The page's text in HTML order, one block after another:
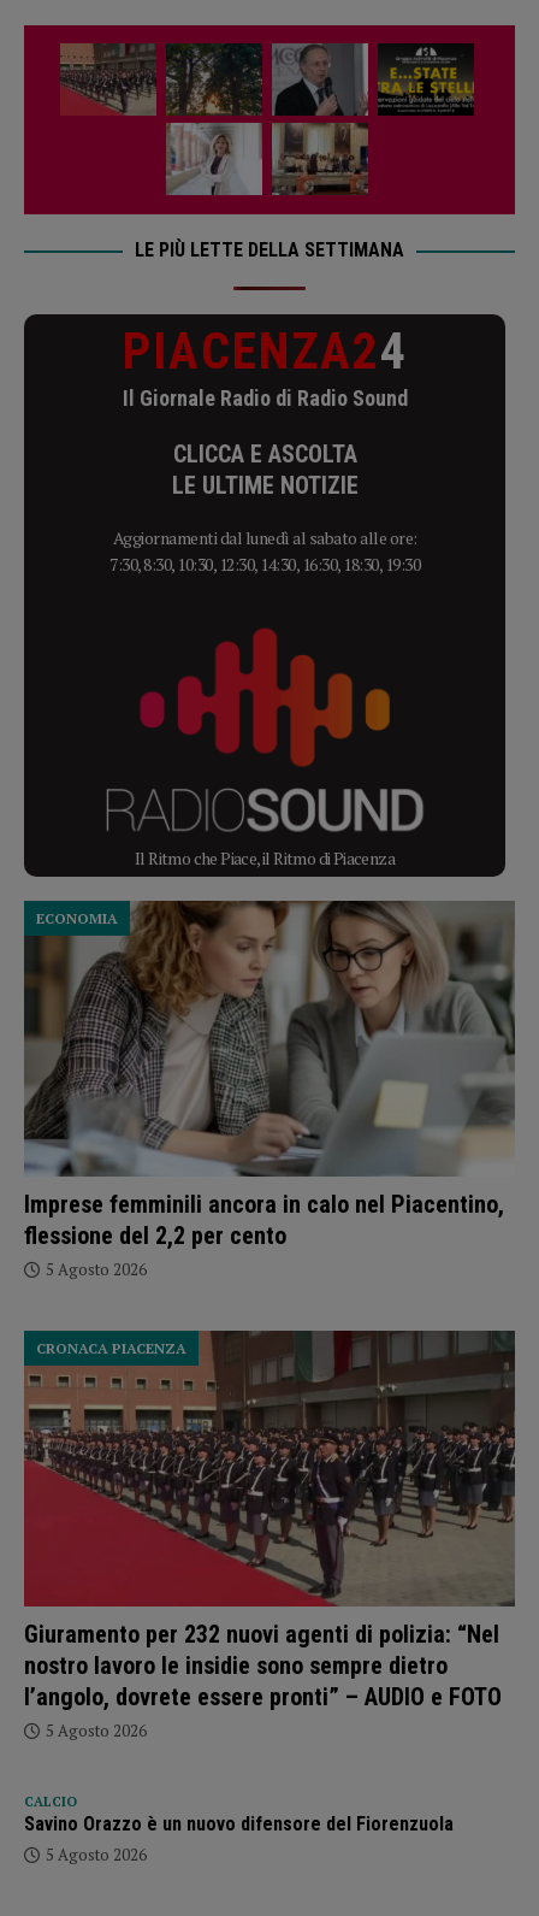
LE PIÙ LETTE DELLA SETTIMANA
PIACENZA24
Il Giornale Radio di Radio Sound
CLICCA E ASCOLTA
LE ULTIME NOTIZIE
Aggiornamenti dal lunedì al sabato alle ore:
7:30, 8:30, 10:30, 12:30, 14:30, 16:30, 18:30, 19:30
Il Ritmo che Piace, il Ritmo di Piacenza
Imprese femminili ancora in calo nel Piacentino,
flessione del 2,2 per cento
ECONOMIA
5 Agosto 2026
Giuramento per 232 nuovi agenti di polizia: “Nel
nostro lavoro le insidie sono sempre dietro
l’angolo, dovrete essere pronti” – AUDIO e FOTO
CRONACA PIACENZA
5 Agosto 2026
CALCIO
Savino Orazzo è un nuovo difensore del Fiorenzuola
5 Agosto 2026